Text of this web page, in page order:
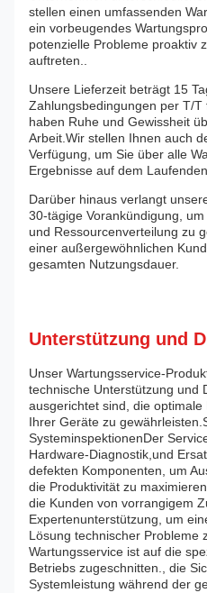
stellen einen umfassenden
ein vorbeugendes
potenzielle Probleme proaktiv
auftreten..
Unsere Lieferzeit beträgt 15
Zahlungsbedingungen per T/
haben Ruhe und Gewissheit
Arbeit.Wir stellen Ihnen auch
Verfügung, um Sie über alle
Ergebnisse auf dem
Darüber hinaus verlangt
30-tägige Vorankündigung,
und Ressourcenverteilung zu
einer außergewöhnlichen
gesamten Nutzungsdauer.
Unterstützung und
Unser Wartungsservice-
technische Unterstützung und
ausgerichtet sind, die
Ihrer Geräte zu
SysteminspektionenDer
Hardware-Diagnostik,und
defekten Komponenten, um
die Produktivität zu
die Kunden von vorrangigem
Expertenunterstützung, um
Lösung technischer Probleme
Wartungsservice ist auf die
Betriebs zugeschnitten., die
Systemleistung während der